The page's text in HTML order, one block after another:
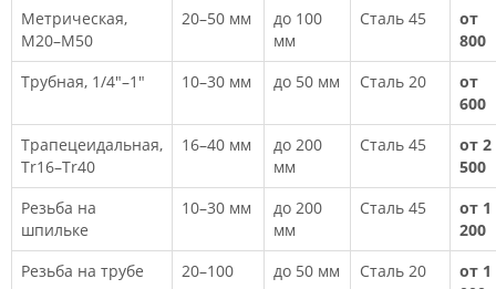
Метрическая,
М20–М50
20–50 мм
до 100
мм
Сталь 45
от
800
Трубная, 1/4"–1"
10–30 мм до 50 мм Сталь 20
от
600
Трапецеидальная,
Tr16–Tr40
16–40 мм
до 200
мм
Сталь 45
от 2
500
Резьба на
шпильке
10–30 мм
до 200
мм
Сталь 45
от 1
200
Резьба на трубе
20–100
до 50 мм Сталь 20
от 1